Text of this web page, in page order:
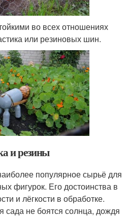
во всех отношениях
или резиновых шин.
и резины
популярное сырьё для
фигурок. Его достоинства в
и лёгкости в обработке.
сада не боятся солнца, дождя